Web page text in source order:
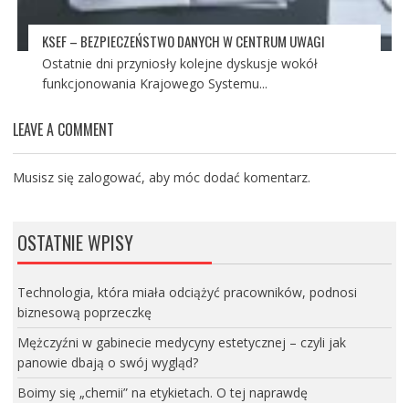
KSEF – BEZPIECZEŃSTWO DANYCH W CENTRUM UWAGI
Ostatnie dni przyniosły kolejne dyskusje wokół
funkcjonowania Krajowego Systemu...
LEAVE A COMMENT
Musisz się zalogować, aby móc dodać komentarz.
OSTATNIE WPISY
Technologia, która miała odciążyć pracowników, podnosi
biznesową poprzeczkę
Mężczyźni w gabinecie medycyny estetycznej – czyli jak
panowie dbają o swój wygląd?
Boimy się „chemii” na etykietach. O tej naprawdę